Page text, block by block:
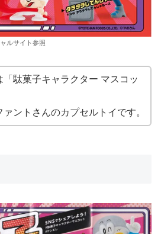
ルサイト参照
「駄菓子キャラクター マスコッ
ントさんのカプセルトイです。